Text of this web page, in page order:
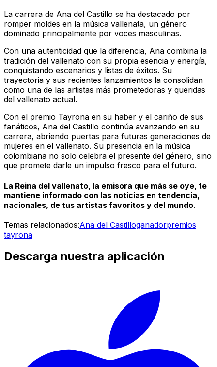
La carrera de Ana del Castillo se ha destacado por
romper moldes en la música vallenata, un género
dominado principalmente por voces masculinas.
Con una autenticidad que la diferencia, Ana combina la
tradición del vallenato con su propia esencia y energía,
conquistando escenarios y listas de éxitos. Su
trayectoria y sus recientes lanzamientos la consolidan
como una de las artistas más prometedoras y queridas
del vallenato actual.
Con el premio Tayrona en su haber y el cariño de sus
fanáticos, Ana del Castillo continúa avanzando en su
carrera, abriendo puertas para futuras generaciones de
mujeres en el vallenato. Su presencia en la música
colombiana no solo celebra el presente del género, sino
que promete darle un impulso fresco para el futuro.
La Reina del vallenato, la emisora que más se oye, te
mantiene informado con las noticias en tendencia,
nacionales, de tus artistas favoritos y del mundo.
Temas relacionados:Ana del Castilloganadorpremios
tayrona
Descarga nuestra aplicación